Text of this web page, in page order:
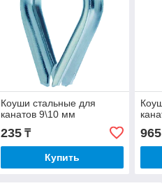
Коуши стальные для
канатов 9\10 мм
235₸
Купить
965